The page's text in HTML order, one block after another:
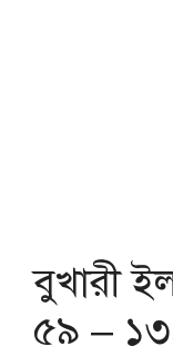
বুখারী
৫৯ –